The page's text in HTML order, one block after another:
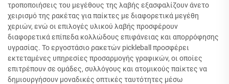
τροποποιήσεις του μεγέθους της λαβής εξασφαλίζουν άνετο
χειρισμό της ρακέτας για παίκτες με διαφορετικά μεγέθη
χεριών, ενώ οι επιλογές υλικού λαβής προσφέρουν
διαφορετικά επίπεδα κολλώδους επιφάνειας και απορρόφησης
υγρασίας. Το εργοστάσιο ρακετών pickleball προσφέρει
εκτεταμένες υπηρεσίες προσαρμογής γραφικών, οι οποίες
επιτρέπουν σε ομάδες, συλλόγους και ατομικούς παίκτες να
δημιουργήσουν μοναδικές οπτικές ταυτότητες μέσω